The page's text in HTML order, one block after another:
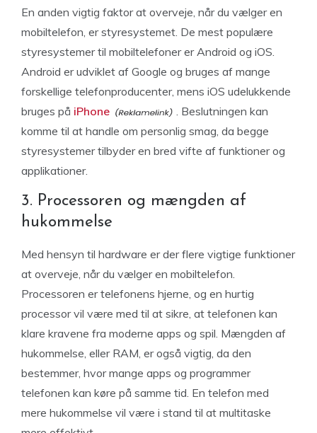
En anden vigtig faktor at overveje, når du vælger en
mobiltelefon, er styresystemet. De mest populære
styresystemer til mobiltelefoner er Android og iOS.
Android er udviklet af Google og bruges af mange
forskellige telefonproducenter, mens iOS udelukkende
bruges på iPhone
. Beslutningen kan
komme til at handle om personlig smag, da begge
styresystemer tilbyder en bred vifte af funktioner og
applikationer.
3. Processoren og mængden af
hukommelse
Med hensyn til hardware er der flere vigtige funktioner
at overveje, når du vælger en mobiltelefon.
Processoren er telefonens hjerne, og en hurtig
processor vil være med til at sikre, at telefonen kan
klare kravene fra moderne apps og spil. Mængden af
hukommelse, eller RAM, er også vigtig, da den
bestemmer, hvor mange apps og programmer
telefonen kan køre på samme tid. En telefon med
mere hukommelse vil være i stand til at multitaske